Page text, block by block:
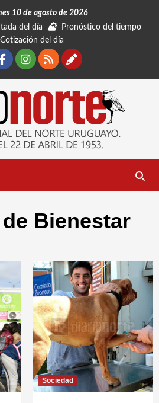
10 de agosto de 2026
del día
Pronóstico del tiempo
Cotización del día
Facebook
Instagram
RSSContáctanos
Bienestar
Sociedad